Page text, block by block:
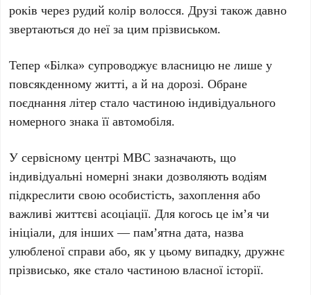
років через рудий колір волосся. Друзі також давно
звертаються до неї за цим прізвиськом.
Тепер «Білка» супроводжує власницю не лише у
повсякденному житті, а й на дорозі. Обране
поєднання літер стало частиною індивідуального
номерного знака її автомобіля.
У сервісному центрі МВС зазначають, що
індивідуальні номерні знаки дозволяють водіям
підкреслити свою особистість, захоплення або
важливі життєві асоціації. Для когось це ім’я чи
ініціали, для інших — пам’ятна дата, назва
улюбленої справи або, як у цьому випадку, дружнє
прізвисько, яке стало частиною власної історії.